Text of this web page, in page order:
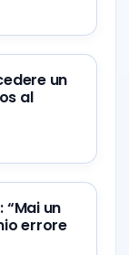
un
al
“Mai un
errore